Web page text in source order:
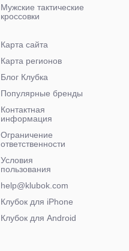
Мужские тактические
кроссовки
Карта сайта
Карта регионов
Блог Клубка
Популярные бренды
Контактная
информация
Ограничение
ответственности
Условия
пользования
help@klubok.com
Клубок для iPhone
Клубок для Android